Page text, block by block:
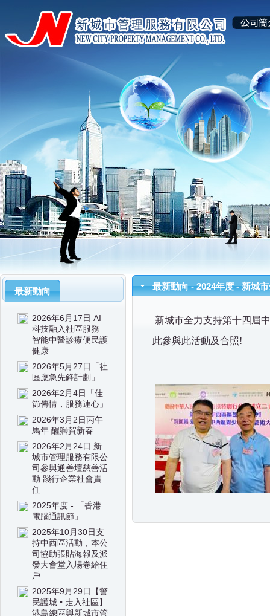
最新動向
2026年6月17日 AI
科技融入社區服務
智能中醫診療便民護
健康
2026年5月27日「社
區應急先鋒計劃」
2026年2月4日「佳
節傳情，服務連心」
2026年3月2日丙午
馬年 醒獅賀新春
2026年2月24日 新
城市管理服務有限公
司參與通善壇慈善活
動 踐行企業社會責
任
2025年度 - 「香港
電腦通訊節」
2025年10月30日支
持中西區活動，本公
司協助張貼海報及派
發大會堂入場卷給住
戶
2025年9月29日【警
民護城 • 走入社區】
港島總區與新城市管
最新動向 - 2024年度 - 新城
新城市全力支持第十四屆
此參與此活動及合照!